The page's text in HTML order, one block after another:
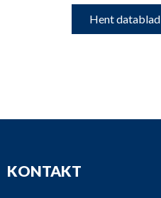
Hent datablad
KONTAKT